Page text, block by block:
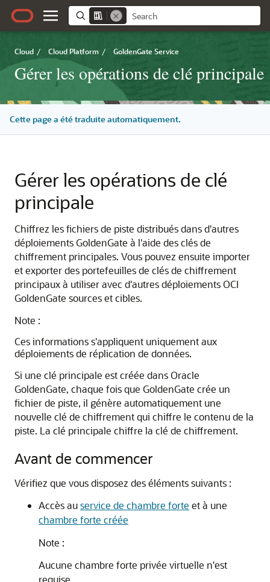
Cloud / Cloud Platform / GoldenGate Service
Gérer les opérations de clé principale
Cette page a été traduite automatiquement.
Gérer les opérations de clé
principale
Chiffrez les fichiers de piste distribués dans d'autres
déploiements GoldenGate à l'aide des clés de
chiffrement principales. Vous pouvez ensuite importer
et exporter des portefeuilles de clés de chiffrement
principaux à utiliser avec d'autres déploiementsOCI
GoldenGate sources et cibles.
Note :
Ces informations s'appliquent uniquement aux
déploiements de réplication de données.
Si une clé principale est créée dans Oracle
GoldenGate, chaque fois que GoldenGate crée un
fichier de piste, il génère automatiquement une
nouvelle clé de chiffrement qui chiffre le contenu de la
piste. La clé principale chiffre la clé de chiffrement.
Avant de commencer
Vérifiez que vous disposez des éléments suivants :
Accès auservice de chambre forte et à une
chambre forte créée
Note :
Aucune chambre forte privée virtuelle n'est
requise.